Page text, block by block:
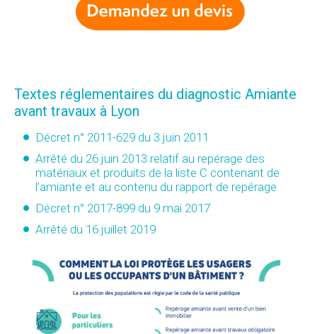
Textes réglementaires du diagnostic Amiante
avant travaux à Lyon
Décret n° 2011-629 du 3 juin 2011
Arrêté du 26 juin 2013 relatif au repérage des
matériaux et produits de la liste C contenant de
l’amiante et au contenu du rapport de repérage
Décret n° 2017-899 du 9 mai 2017
Arrêté du 16 juillet 2019